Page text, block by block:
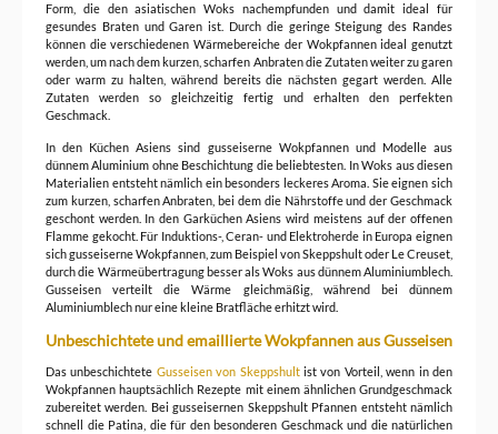
Form, die den asiatischen Woks nachempfunden und damit ideal für
gesundes Braten und Garen ist. Durch die geringe Steigung des Randes
können die verschiedenen Wärmebereiche der Wokpfannen ideal genutzt
werden, um nach dem kurzen, scharfen Anbraten die Zutaten weiter zu garen
oder warm zu halten, während bereits die nächsten gegart werden. Alle
Zutaten werden so gleichzeitig fertig und erhalten den perfekten
Geschmack.
In den Küchen Asiens sind gusseiserne Wokpfannen und Modelle aus
dünnem Aluminium ohne Beschichtung die beliebtesten. In Woks aus diesen
Materialien entsteht nämlich ein besonders leckeres Aroma. Sie eignen sich
zum kurzen, scharfen Anbraten, bei dem die Nährstoffe und der Geschmack
geschont werden. In den Garküchen Asiens wird meistens auf der offenen
Flamme gekocht. Für Induktions-, Ceran- und Elektroherde in Europa eignen
sich gusseiserne Wokpfannen, zum Beispiel von Skeppshult oder Le Creuset,
durch die Wärmeübertragung besser als Woks aus dünnem Aluminiumblech.
Gusseisen verteilt die Wärme gleichmäßig, während bei dünnem
Aluminiumblech nur eine kleine Bratfläche erhitzt wird.
Unbeschichtete und emaillierte Wokpfannen aus Gusseisen
Das unbeschichtete Gusseisen von Skeppshultist von Vorteil, wenn in den
Wokpfannen hauptsächlich Rezepte mit einem ähnlichen Grundgeschmack
zubereitet werden. Bei gusseisernen Skeppshult Pfannen entsteht nämlich
schnell die Patina, die für den besonderen Geschmack und die natürlichen